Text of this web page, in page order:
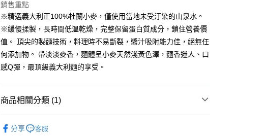
全盈+PAY
AFTEE先享後付
相關說明
【關於「AFTEE先享後付」】
AFTEE先享後付是「在收到商品之後才付款」的支付方式。 讓您購物簡單
便利好安心！
３．安心：先確認商品／服務後，再付款。
１．於結帳方式選擇「AFTEE先享後付」後，將跳轉至「AFTEE先享後
付」結帳頁面，進行簡訊認證並確認金額後，即可完成結帳。
ATM付款
5kg
銷售重點
※精選義大利正100%杜蘭小麥，僅使用當地未受汙染的山泉水。
※緩慢揉製，長時間低溫乾燥，完整保留蛋白質成分，鎖住營養價
值。 頂尖的製麵技術，料理時不易斷裂，醬汁吸附能力佳，絕無任
何添加物。 帶淡淡麥香，麵體呈小麥天然淺黃色澤，麵香迷人、口
感Q彈，最頂級義大利麵的享受。
商品相關分類 (1)
分享
客服